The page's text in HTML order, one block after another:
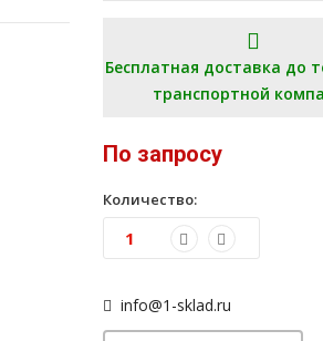
Бесплатная доставка до
транспортной
По запросу
Количество:
info@1-sklad.ru